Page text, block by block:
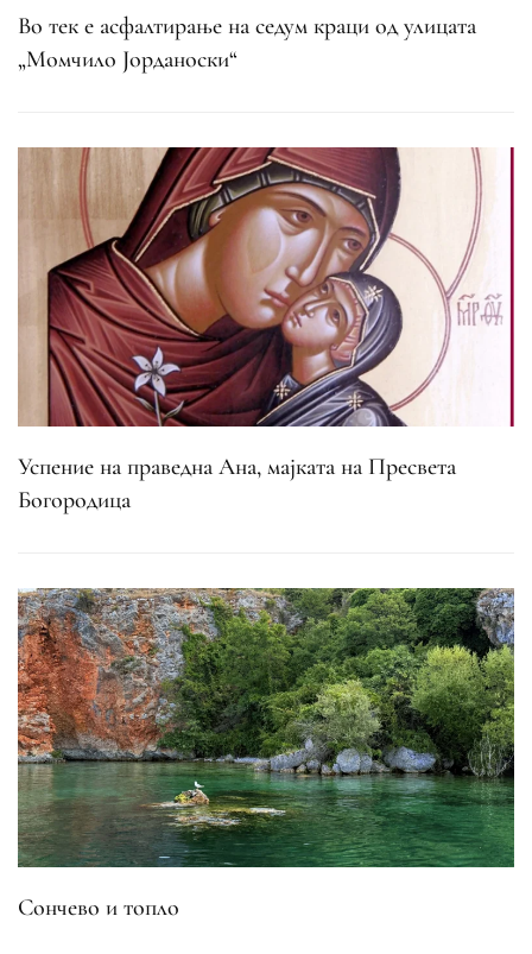
Во тек е асфалтирање на седум краци од улицата
„Момчило Јорданоски“
Успение на праведна Ана, мајката на Пресвета
Богородица
Сончево и топло